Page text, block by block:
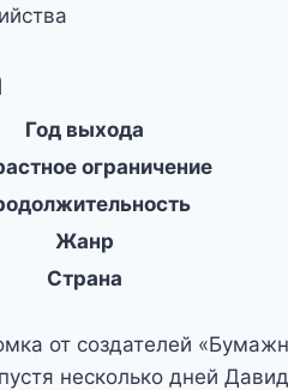
Год выхода
ограничение
Жанр
Страна
от создателей
несколько дней